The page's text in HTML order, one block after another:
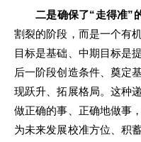
二是确保了“走得准”
割裂的阶段，而是一个有
目标是基础、中期目标是
后一阶段创造条件、奠定
现跃升、拓展格局。这种
做正确的事、正确地做事
为未来发展校准方位、积